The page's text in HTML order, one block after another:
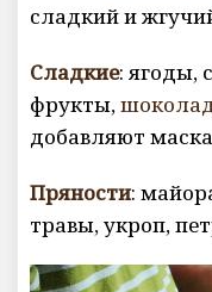
сладкий и
Сладкие: ягоды,
фрукты,
добавляют
Пряности:
травы, укроп,